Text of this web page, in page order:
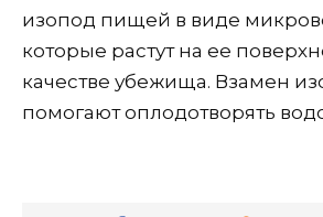
изопод пищей в виде
которые растут на ее
качестве убежища. Взамен
помогают оплодотворять